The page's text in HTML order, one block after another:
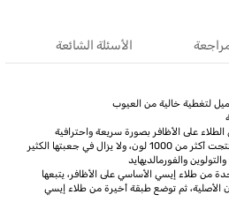
الأسئلة الشائعة
لتغطية خالية من العيوب
على الأظافر بصورة سريعة واحترافية
في جعبتها الكثير
من طلاء إيسي الأساسي على الأظافر، يتبعها
الأصلية، ثم توضع طبقة أخيرة من طلاء إيسي